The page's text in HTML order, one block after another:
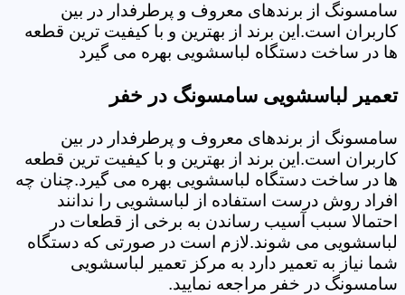
سامسونگ از برندهای معروف و پرطرفدار در بین
کاربران است.این برند از بهترین و با کیفیت ترین قطعه
ها در ساخت دستگاه لباسشویی بهره می گیرد
تعمیر لباسشویی سامسونگ در خفر
سامسونگ از برندهای معروف و پرطرفدار در بین
کاربران است.این برند از بهترین و با کیفیت ترین قطعه
ها در ساخت دستگاه لباسشویی بهره می گیرد.چنان چه
افراد روش درست استفاده از لباسشویی را ندانند
احتمالا سبب آسیب رساندن به برخی از قطعات در
لباسشویی می شوند.لازم است در صورتی که دستگاه
شما نیاز به تعمیر دارد به مرکز تعمیر لباسشویی
سامسونگ در خفر مراجعه نمایید.